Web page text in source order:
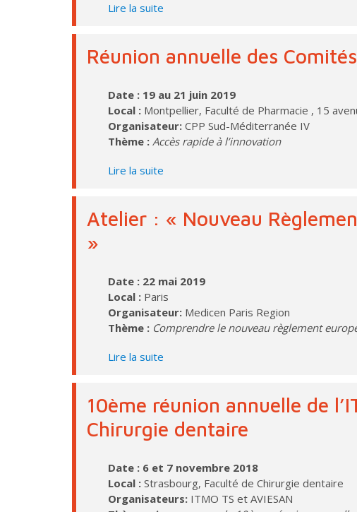
Lire la suite
Réunion annuelle des
Date : 19 au 21 juin 2019
Local : Montpellier, Faculté de Pharmacie , 15
Organisateur: CPP Sud-Méditerranée IV
Thème : Accès rapide à l’innovation
Lire la suite
Atelier : « Nouveau
»
Date : 22 mai 2019
Local : Paris
Organisateur: Medicen Paris Region
Thème : Comprendre le nouveau règlement
Lire la suite
10ème réunion annuelle de
Chirurgie dentaire
Date : 6 et 7 novembre 2018
Local : Strasbourg, Faculté de Chirurgie dentaire
Organisateurs: ITMO TS et AVIESAN